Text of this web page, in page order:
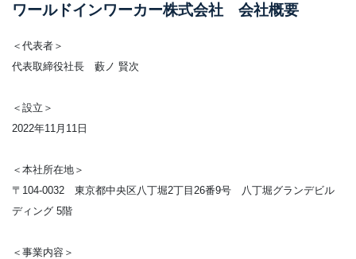
ワールドインワーカー株式会社 会社概要
＜代表者＞
代表取締役社長 藪ノ 賢次
＜設立＞
2022年11月11日
＜本社所在地＞
〒104-0032 東京都中央区八丁堀2丁目26番9号 八丁堀グランデビル
ディング 5階
＜事業内容＞